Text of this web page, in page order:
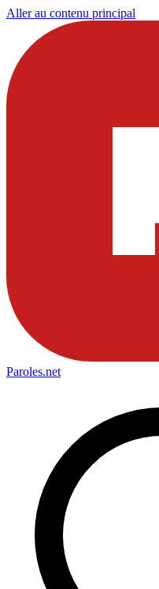
Aller au contenu principal
Paroles.net